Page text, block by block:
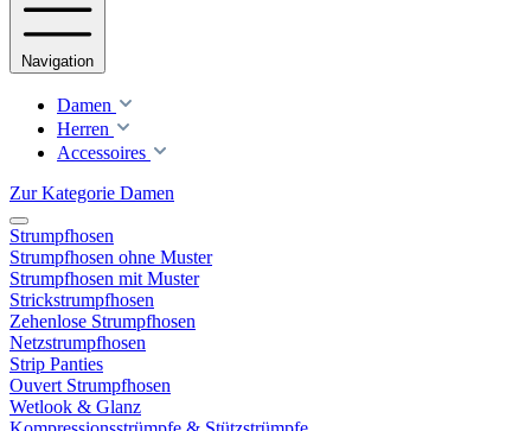
Navigation
Damen
Herren
Accessoires
Zur Kategorie Damen
Strumpfhosen
Strumpfhosen ohne Muster
Strumpfhosen mit Muster
Strickstrumpfhosen
Zehenlose Strumpfhosen
Netzstrumpfhosen
Strip Panties
Ouvert Strumpfhosen
Wetlook & Glanz